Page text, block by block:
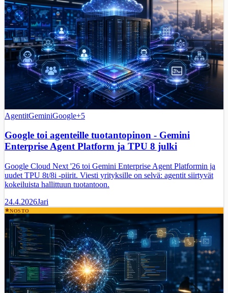
AgentitGeminiGoogle+5
Google toi agenteille tuotantopinon - Gemini
Enterprise Agent Platform ja TPU 8 julki
Google Cloud Next '26 toi Gemini Enterprise Agent Platformin ja
uudet TPU 8t/8i -piirit. Viesti yrityksille on selvä: agentit siirtyvät
kokeiluista hallittuun tuotantoon.
24.4.2026Jari
NOSTO